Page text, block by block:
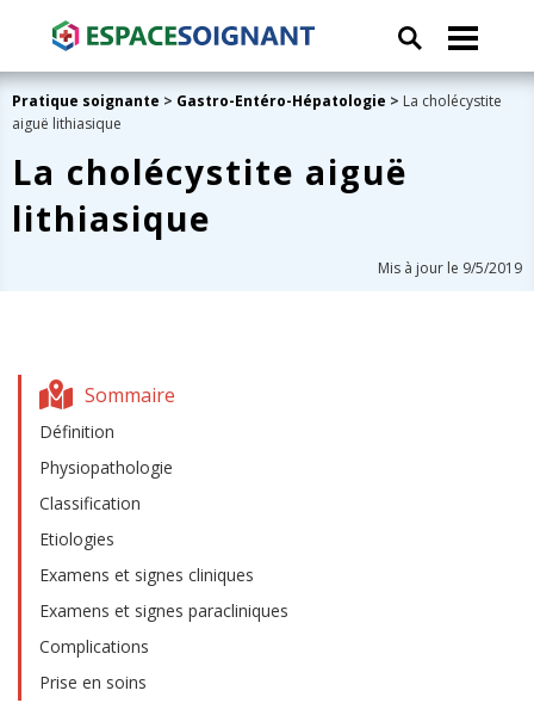
Pratique soignante > Gastro-Entéro-Hépatologie > La cholécystite
aiguë lithiasique
La cholécystite aiguë
lithiasique
Mis à jour le 9/5/2019
Sommaire
Définition
Physiopathologie
Classification
Etiologies
Examens et signes cliniques
Examens et signes paracliniques
Complications
Prise en soins